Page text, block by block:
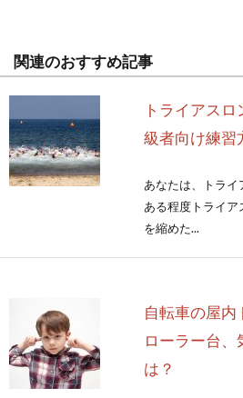
関連のおすすめ記事
トライアス
級者向け練習
あなたは、トライ
ある程度トライ
を縮めた...
自転車の屋内
ローラー台
は？